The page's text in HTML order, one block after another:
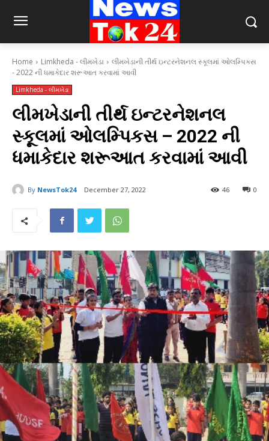
Home Limkheda - લીમખેડા
લીમખેડાની તીર્થ ઇન્ટરનેશનલ સ્કૂલમાં ઓલમ્પિકસ
- 2022 ની ધમાકેદાર શરૂઆત કરવામાં આવી
Limkheda - લીમખેડા
લીમખેડાની તીર્થ ઇન્ટરનેશનલ
સ્કૂલમાં ઓલમ્પિકસ – 2022 ની
ધમાકેદાર શરૂઆત કરવામાં આવી
By NewsTok24 December 27, 2022 0
46